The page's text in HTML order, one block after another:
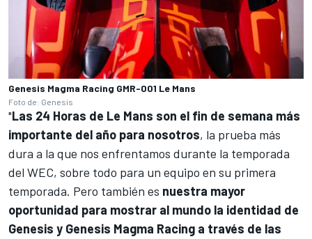
Genesis Magma Racing GMR-001 Le Mans
Foto de: Genesis
"Las 24 Horas de Le Mans son el fin de semana más
importante del año para nosotros, la prueba más
dura a la que nos enfrentamos durante la temporada
del WEC, sobre todo para un equipo en su primera
temporada. Pero también es nuestra mayor
oportunidad para mostrar al mundo la identidad de
Genesis y Genesis Magma Racing a través de las